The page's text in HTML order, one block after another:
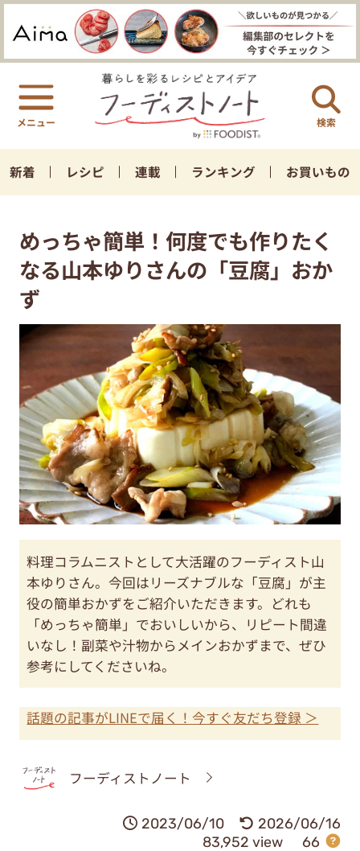
検索
新着 レシピ 連載 ランキング お買いもの
めっちゃ簡単！何度でも作りたく
なる山本ゆりさんの「豆腐」おか
ず
料理コラムニストとして大活躍のフーディスト山
本ゆりさん。今回はリーズナブルな「豆腐」が主
役の簡単おかずをご紹介いただきます。どれも
「めっちゃ簡単」でおいしいから、リピート間違
いなし！副菜や汁物からメインおかずまで、ぜひ
参考にしてくださいね。
話題の記事がLINEで届く！今すぐ友だち登録 ＞
フーディストノート
2023/06/10
2026/06/16
83,952 view
66